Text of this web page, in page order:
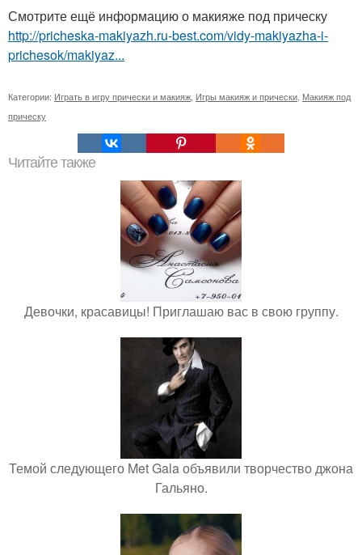
Смотрите ещё информацию о макияже под прическу
http://pricheska-makiyazh.ru-best.com/vidy-makiyazha-i-
prichesok/makiyaz...
Категории: Играть в игру прически и макияж Игры макияж и прически Макияж под
прическу
Читайте также
Девочки, красавицы! Приглашаю вас в свою группу.
Темой следующего Met Gala объявили творчество джона
Гальяно.